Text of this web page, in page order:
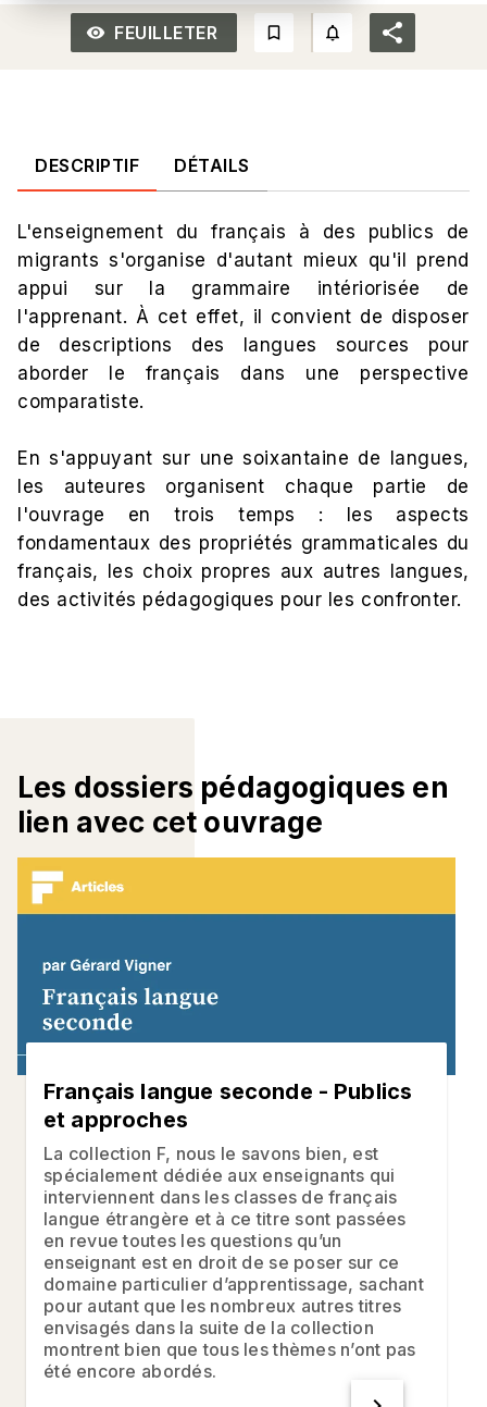
remove_red_eye_outlined
FEUILLETER bookmark_border
DESCRIPTIF DÉTAILS
L'enseignement du français à des publics de
migrants s'organise d'autant mieux qu'il prend
appui sur la grammaire intériorisée de
l'apprenant. À cet effet, il convient de disposer
de descriptions des langues sources pour
aborder le français dans une perspective
comparatiste.
En s'appuyant sur une soixantaine de langues,
les auteures organisent chaque partie de
l'ouvrage en trois temps : les aspects
fondamentaux des propriétés grammaticales du
français, les choix propres aux autres langues,
des activités pédagogiques pour les confronter.
Les dossiers pédagogiques en
lien avec cet ouvrage
Français langue seconde - Publics
et approches
La collection F, nous le savons bien, est
spécialement dédiée aux enseignants qui
interviennent dans les classes de français
langue étrangère et à ce titre sont passées
en revue toutes les questions qu’un
enseignant est en droit de se poser sur ce
domaine particulier d’apprentissage, sachant
pour autant que les nombreux autres titres
envisagés dans la suite de la collection
montrent bien que tous les thèmes n’ont pas
été encore abordés.